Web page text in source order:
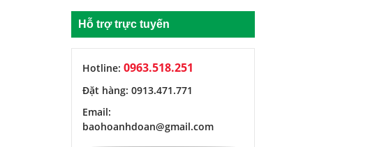
Hỗ trợ trực tuyến
Hotline: 0963.518.251
Đặt hàng: 0913.471.771
Email:
baohoanhdoan@gmail.com